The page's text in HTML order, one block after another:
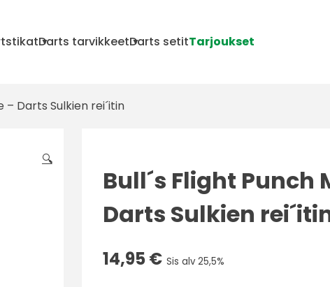
Darts tarvikkeetDarts setitTarjoukset
– Darts Sulkien rei´itin
🔍
Bull´s Flight Punch
Darts Sulkien
14,95€ Sis alv 25,5%